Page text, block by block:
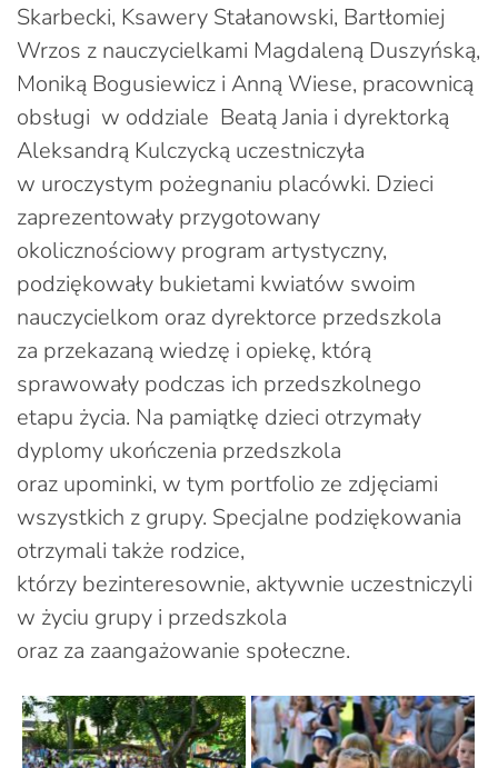
Skarbecki, Ksawery Stałanowski, Bartłomiej
Wrzos z nauczycielkami Magdaleną Duszyńską,
Moniką Bogusiewicz i Anną Wiese, pracownicą
obsługi w oddziale Beatą Jania i dyrektorką
Aleksandrą Kulczycką uczestniczyła
w uroczystym pożegnaniu placówki. Dzieci
zaprezentowały przygotowany
okolicznościowy program artystyczny,
podziękowały bukietami kwiatów swoim
nauczycielkom oraz dyrektorce przedszkola
za przekazaną wiedzę i opiekę, którą
sprawowały podczas ich przedszkolnego
etapu życia. Na pamiątkę dzieci otrzymały
dyplomy ukończenia przedszkola
oraz upominki, w tym portfolio ze zdjęciami
wszystkich z grupy. Specjalne podziękowania
otrzymali także rodzice,
którzy bezinteresownie, aktywnie uczestniczyli
w życiu grupy i przedszkola
oraz za zaangażowanie społeczne.